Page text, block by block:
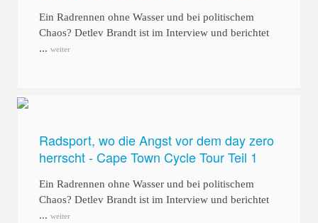
Ein Radrennen ohne Wasser und bei politischem
Chaos? Detlev Brandt ist im Interview und berichtet
... weiter
Radsport, wo die Angst vor dem day zero
herrscht - Cape Town Cycle Tour Teil 1
Ein Radrennen ohne Wasser und bei politischem
Chaos? Detlev Brandt ist im Interview und berichtet
... weiter